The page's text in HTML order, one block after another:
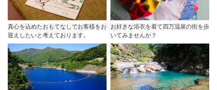
真心を込めたおもてなしでお客様をお
迎えしたいと考えております。
お好きな浴衣を着て四万温泉の街を歩
いてみませんか？